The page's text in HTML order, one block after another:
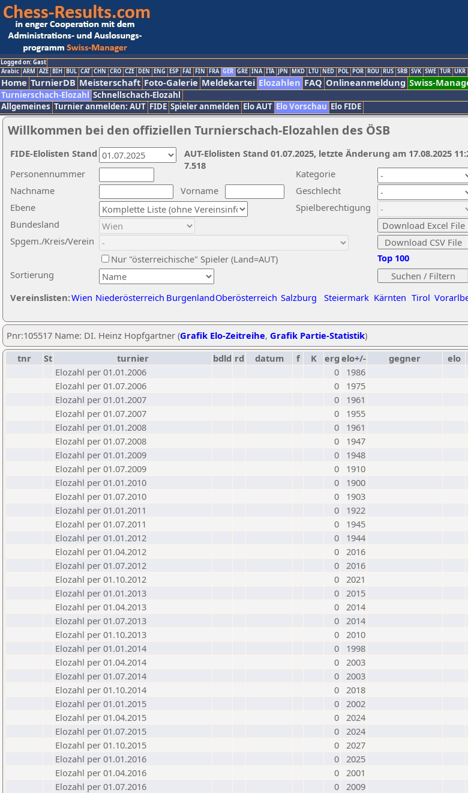
Logged on: Gast
Arabic ARM AZE BIH BUL CAT CHN CRO CZE DEN ENG ESP FAI FIN FRA GER GRE INA ITA JPN MKD LTU NED POL POR ROU RUS SRB SVK SWE TUR UKR
Home TurnierDB Meisterschaft Foto-Galerie Meldekartei Elozahlen FAQ Onlineanmeldung Swiss-
Turnierschach-Elozahl Schnellschach-Elozahl
Allgemeines Turnier anmelden: AUT FIDE Spieler anmelden Elo AUT Elo Vorschau Elo FIDE
Willkommen bei den offiziellen Turnierschach-Elozahlen des ÖSB
Nachname
Vorname
Ebene
Kategorie
Sortierung
Personennummer
Bundesland
Spgem./Kreis/Verein
Geschlecht
Nur "österreichische" Spieler (Land=AUT)
Spielberechtigung
Vereinslisten:Wien Niederösterreich BurgenlandOberösterreich Salzburg Steiermark Kärnten Tirol
Top 100
AUT-Elolisten Stand 01.07.2025, letzte Änderung am 17.08.2025
7.518
FIDE-Elolisten Stand
Pnr:105517 Name: DI. Heinz Hopfgartner (Grafik Elo-Zeitreihe, Grafik Partie-Statistik)
tnr
St turnier bdld rd datum f K erg elo+/- gegner elo
Elozahl per 01.01.2006
0
1986
Elozahl per 01.07.2006
0
1975
Elozahl per 01.01.2007
0
1961
Elozahl per 01.07.2007
0
1955
Elozahl per 01.01.2008
0
1961
Elozahl per 01.07.2008
0
1947
Elozahl per 01.01.2009
0
1948
Elozahl per 01.07.2009
0
1910
Elozahl per 01.01.2010
0
1900
Elozahl per 01.07.2010
0
1903
Elozahl per 01.01.2011
0
1922
Elozahl per 01.07.2011
0
1945
Elozahl per 01.01.2012
0
1944
Elozahl per 01.04.2012
0 2016
Elozahl per 01.07.2012
0 2016
Elozahl per 01.10.2012
0 2021
Elozahl per 01.01.2013
0 2015
Elozahl per 01.04.2013
0 2014
Elozahl per 01.07.2013
0 2014
Elozahl per 01.10.2013
0 2010
Elozahl per 01.01.2014
0
1998
Elozahl per 01.04.2014
0 2003
Elozahl per 01.07.2014
0 2003
Elozahl per 01.10.2014
0 2018
Elozahl per 01.01.2015
0 2002
Elozahl per 01.04.2015
0 2024
Elozahl per 01.07.2015
0 2024
Elozahl per 01.10.2015
0 2027
Elozahl per 01.01.2016
0 2025
Elozahl per 01.04.2016
0 2001
Elozahl per 01.07.2016
0 2009